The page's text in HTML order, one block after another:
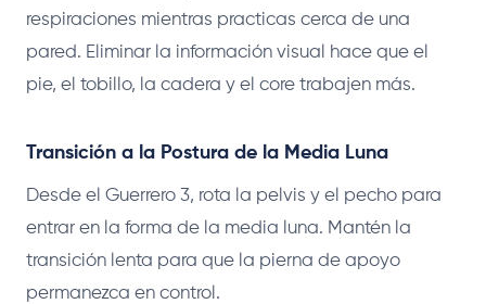
respiraciones mientras practicas cerca de una
pared. Eliminar la información visual hace que el
pie, el tobillo, la cadera y el core trabajen más.
Transición a la Postura de la Media Luna
Desde el Guerrero 3, rota la pelvis y el pecho para
entrar en la forma de la media luna. Mantén la
transición lenta para que la pierna de apoyo
permanezca en control.